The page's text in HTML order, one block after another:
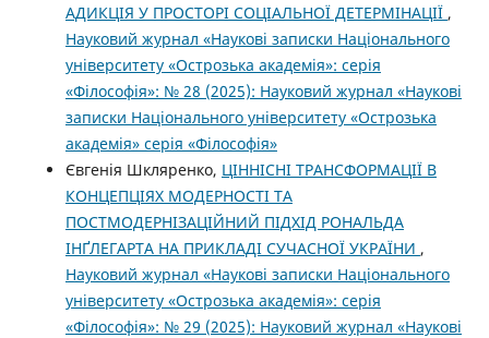
АДИКЦІЯ У ПРОСТОРІ СОЦІАЛЬНОЇ ДЕТЕРМІНАЦІЇ ,
Науковий журнал «Наукові записки Національного
університету «Острозька академія»: серія
«Філософія»: № 28 (2025): Науковий журнал «Наукові
записки Національного університету «Острозька
академія» серія «Філософія»
Євгенія Шкляренко, ЦІННІСНІ ТРАНСФОРМАЦІЇ В
КОНЦЕПЦІЯХ МОДЕРНОСТІ ТА
ПОСТМОДЕРНІЗАЦІЙНИЙ ПІДХІД РОНАЛЬДА
ІНҐЛЕГАРТА НА ПРИКЛАДІ СУЧАСНОЇ УКРАЇНИ ,
Науковий журнал «Наукові записки Національного
університету «Острозька академія»: серія
«Філософія»: № 29 (2025): Науковий журнал «Наукові